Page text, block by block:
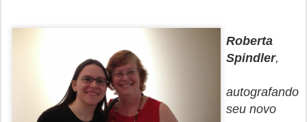
Roberta
Spindler,
autografando
seu novo